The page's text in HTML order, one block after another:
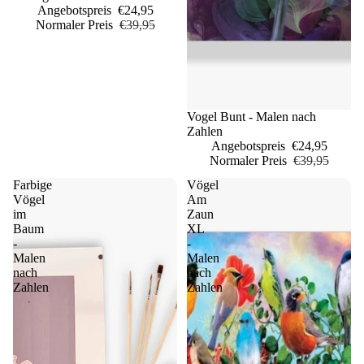
Angebotspreis €24,95
Normaler Preis €39,95
Sale
Vogel Bunt - Malen nach
Zahlen
Angebotspreis €24,95
Normaler Preis €39,95
Farbige
Vögel
im
Baum
-
Malen
nach
Zahlen
Vögel
Am
Zaun
XL
-
Malen
nach
Zahlen